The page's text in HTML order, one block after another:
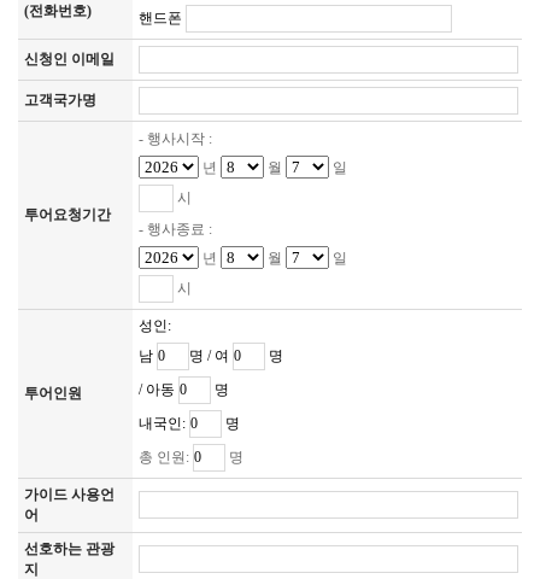
당사가 여행 서비스 제공을 위해 제공 받는 항목과 목적은 다음과 같
습니다.
-회원인식 및 예약시 여행자 보험가입의 목적: 이름, 주민등록번호,
주소
-예약내역의 확인 및 상담 목적: 전화번호, E-mail주소, 핸드폰번호,
고객님이 당사에 제공하는 개인정보는 예약서비스를 받는 동안 예
약기록과 함께 보유하며 예약서비스 제공을 위해서만 이용하게 됩
니다.
고객님의 개인정보는 다음과 같이 개인정보의 수집목적 또는 제공
받은 목적이 달성되면 파기됩니다. 단, 상법 등 관련법령의 규정에
의하여 다음과 같이 거래 관련 권리 의무 관계의 확인 등을 이유로
일정 기간 보유하여야 할 필요가 있을 경우에는 일정기간 보유합니
- 계약 또는 청약철회 등에 관한 기록 : 5년
- 대금결제 및 재화 등의 공급에 관한 기록 : 5년
- 소비자의 불만 또는 분쟁처리에 관한 기록 : 3년
4. 개인정보 제공 및 공유
원칙적으로 당사는 고객님의 개인정보를 서비스와 무관한 타 기업,
기관에 공개하지 않습니다. 다만, 고객님의 개인정보를 공유하는 경
우 다음과 같습니다.
(전화번호)
핸드폰
신청인 이메일
고객국가명
투어요청기간
- 행사시작 :
년
월
일
시
- 행사종료 :
년
월
일
시
투어인원
성인:
남
명 / 여
명
/ 아동
명
내국인:
명
총 인원:
명
가이드 사용언
어
선호하는 관광
지